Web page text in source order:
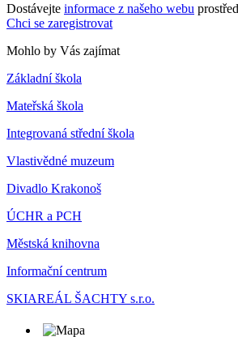
Dostávejte informace z našeho webu
Chci se zaregistrovat
Mohlo by Vás zajímat
Základní škola
Mateřská škola
Integrovaná střední škola
Vlastivědné muzeum
Divadlo Krakonoš
ÚCHR a PCH
Městská knihovna
Informační centrum
SKIAREÁL ŠACHTY s.r.o.